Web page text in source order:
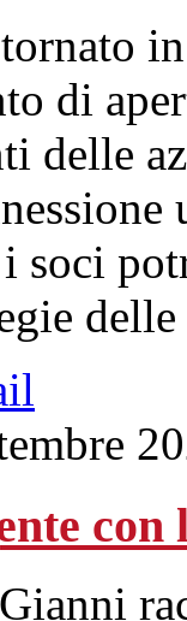
di
delle
soci